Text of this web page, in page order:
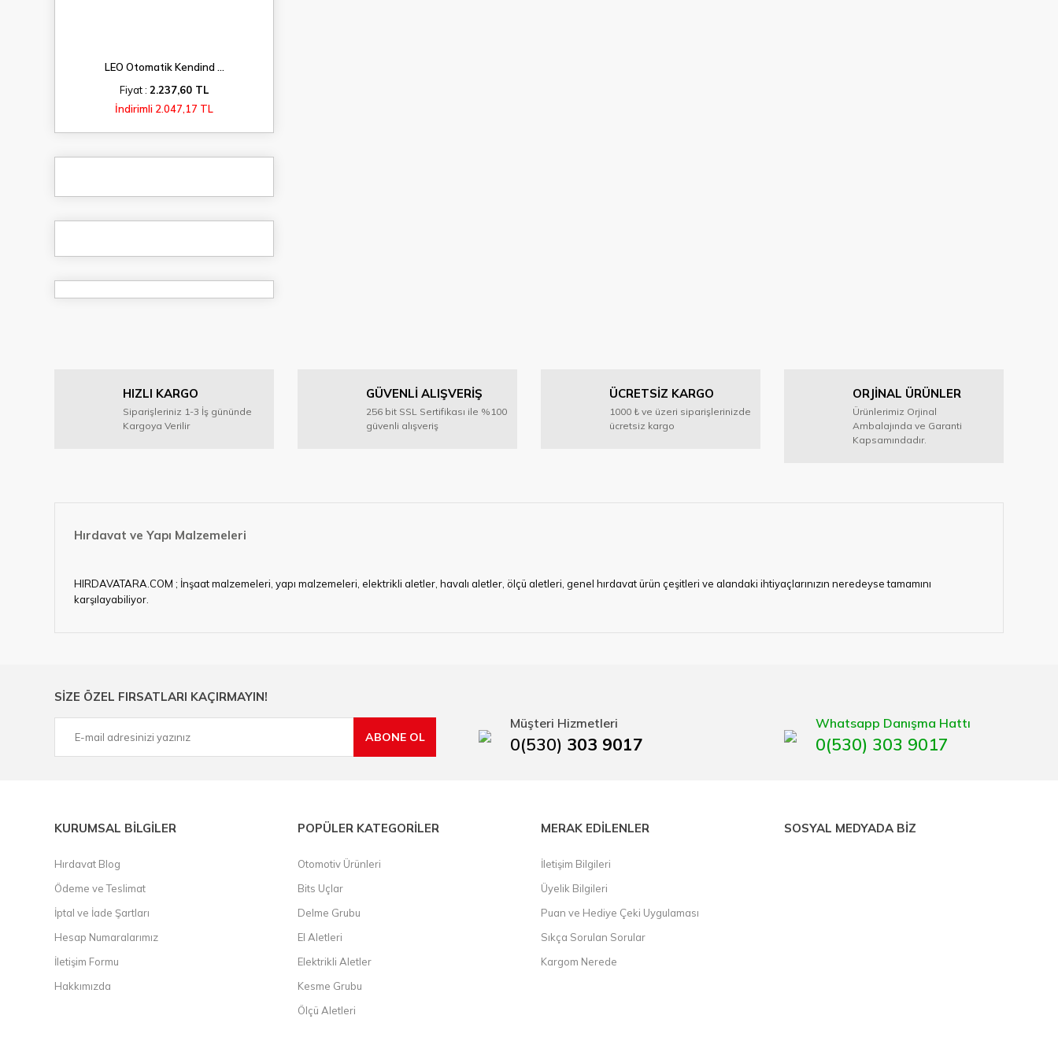
LEO Otomatik Kendind ...
Fiyat : 2.237,60 TL
İndirimli 2.047,17 TL
HIZLI KARGO
Siparişleriniz 1-3 İş gününde
Kargoya Verilir
GÜVENLİ ALIŞVERİŞ
256 bit SSL Sertifikası ile %100
güvenli alışveriş
ÜCRETSİZ KARGO
1000 ₺ ve üzeri siparişlerinizde
ücretsiz kargo
ORJİNAL ÜRÜNLER
Ürünlerimiz Orjinal
Ambalajında ve Garanti
Kapsamındadır.
Hırdavat ve Yapı Malzemeleri
HIRDAVATARA.COM ; İnşaat malzemeleri, yapı malzemeleri, elektrikli aletler, havalı aletler, ölçü aletleri, genel hırdavat ürün çeşitleri ve alandaki ihtiyaçlarınızın neredeyse tamamını
karşılayabiliyor.
çelik cetvel, tel fırça, kalem havya, karot uç, pafta takımları, boru kesiciler, çektirme, kablo makası, pürmüz, lazerli mesafe ölçme.
SİZE ÖZEL FIRSATLARI KAÇIRMAYIN!
ABONE OL
Müşteri Hizmetleri
0(530) 303 9017
Whatsapp Danışma Hattı
0(530) 303 9017
KURUMSAL BİLGİLER
Hırdavat Blog
Ödeme ve Teslimat
İptal ve İade Şartları
Hesap Numaralarımız
İletişim Formu
Hakkımızda
POPÜLER KATEGORİLER
Otomotiv Ürünleri
Bits Uçlar
Delme Grubu
El Aletleri
Elektrikli Aletler
Kesme Grubu
Ölçü Aletleri
MERAK EDİLENLER
İletişim Bilgileri
Üyelik Bilgileri
Puan ve Hediye Çeki Uygulaması
Sıkça Sorulan Sorular
Kargom Nerede
SOSYAL MEDYADA BİZ